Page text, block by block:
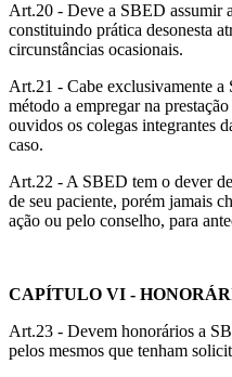
Art.20 - Deve a SBED assumir
constituindo prática desonesta
circunstâncias ocasionais.
Art.21 - Cabe exclusivamente a
método a empregar na
ouvidos os colegas integrantes
caso.
Art.22 - A SBED tem o dever
de seu paciente, porém jamais
ação ou pelo conselho, para
CAPÍTULO VI -
Art.23 - Devem honorários a
pelos mesmos que tenham